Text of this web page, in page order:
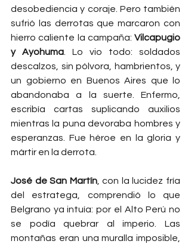
desobediencia y coraje. Pero también
sufrió las derrotas que marcaron con
hierro caliente la campaña: Vilcapugio
y Ayohuma . Lo vio todo: soldados
descalzos, sin pólvora, hambrientos, y
un gobierno en Buenos Aires que lo
abandonaba a la suerte. Enfermo,
escribía cartas suplicando auxilios
mientras la puna devoraba hombres y
esperanzas. Fue héroe en la gloria y
mártir en la derrota.
José de San Martín, con la lucidez fría
del estratega, comprendió lo que
Belgrano ya intuía: por el Alto Perú no
se podía quebrar al imperio. Las
montañas eran una muralla imposible,